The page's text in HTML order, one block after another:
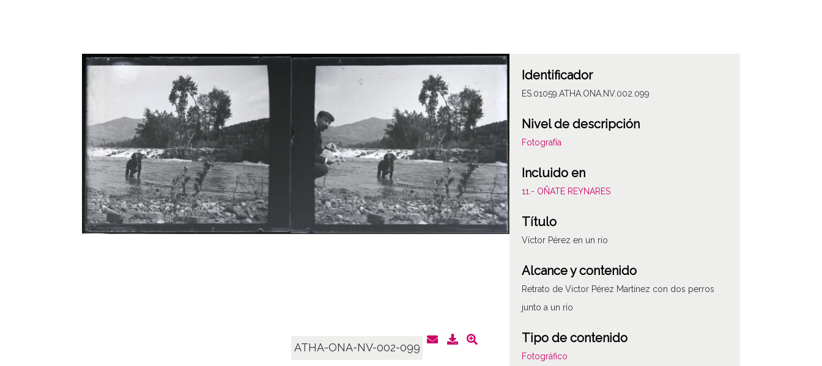
ATHA-ONA-NV-002-099
Identificador
ES.01059.ATHA.ONA.NV.002.099
Nivel de descripción
Fotografía
Incluido en
11.- OÑATE REYNARES
Título
Víctor Pérez en un río
Alcance y contenido
Retrato de Victor Pérez Martínez con dos perros
junto a un río
Tipo de contenido
Fotográfico